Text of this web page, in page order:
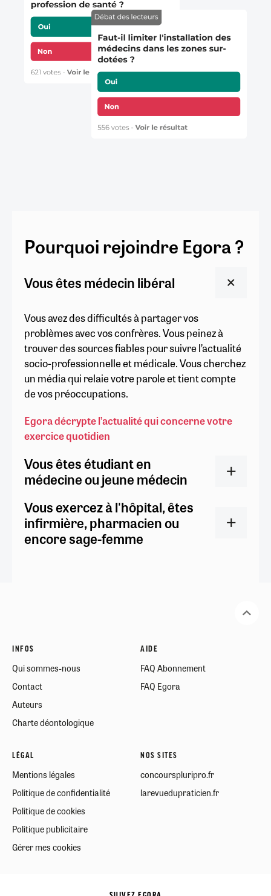
Pourquoi rejoindre Egora ?
Vous êtes médecin libéral
Vous avez des difficultés à partager vos
problèmes avec vos confrères. Vous peinez à
trouver des sources fiables pour suivre l’actualité
socio-professionnelle et médicale. Vous cherchez
un média qui relaie votre parole et tient compte
de vos préoccupations.
Egora décrypte l’actualité qui concerne votre
exercice quotidien
Vous êtes étudiant en
médecine ou jeune médecin
Vous exercez à l'hôpital, êtes
infirmière, pharmacien ou
encore sage-femme
INFOS
Qui sommes-nous
Contact
Auteurs
Charte déontologique
AIDE
FAQ Abonnement
FAQ Egora
LÉGAL
Mentions légales
Politique de confidentialité
Politique de cookies
Politique publicitaire
Gérer mes cookies
NOS SITES
concourspluripro.fr
larevuedupraticien.fr